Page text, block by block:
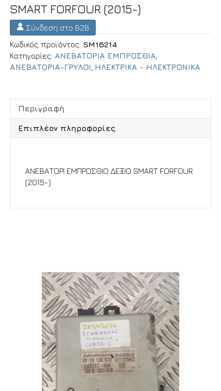
SMART FORFOUR (2015-)
Σύνδεση στο B2B
Κωδικός προϊόντος: SM16214
Κατηγορίες: ΑΝΕΒΑΤΟΡΙΑ ΕΜΠΡΟΣΘΙΑ
ΑΝΕΒΑΤΟΡΙΑ-ΓΡΥΛΟΙ ΗΛΕΚΤΡΙΚΑ - ΗΛΕΚΤΡΟΝΙΚΑ
Περιγραφή
Επιπλέον πληροφορίες
ΑΝΕΒΑΤΟΡΙ ΕΜΠΡΟΣΘΙΟ ΔΕΞΙΟ SMART FORFOUR
(2015-)